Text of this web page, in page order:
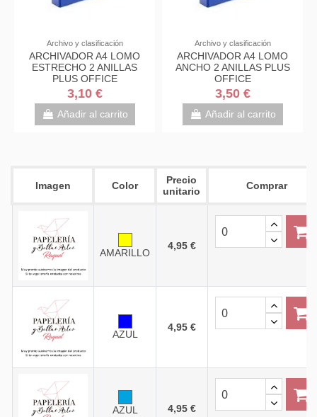
Archivo y clasificación
ARCHIVADOR A4 LOMO
ESTRECHO 2 ANILLAS
PLUS OFFICE
3,10 €
Añadir al carrito
Archivo y clasificación
ARCHIVADOR A4 LOMO
ANCHO 2 ANILLAS PLUS
OFFICE
3,50 €
Añadir al carrito
Imagen Color
Precio
unitario
Comprar
AMARILLO
4,95 €
AZUL
4,95 €
AZUL
4,95 €